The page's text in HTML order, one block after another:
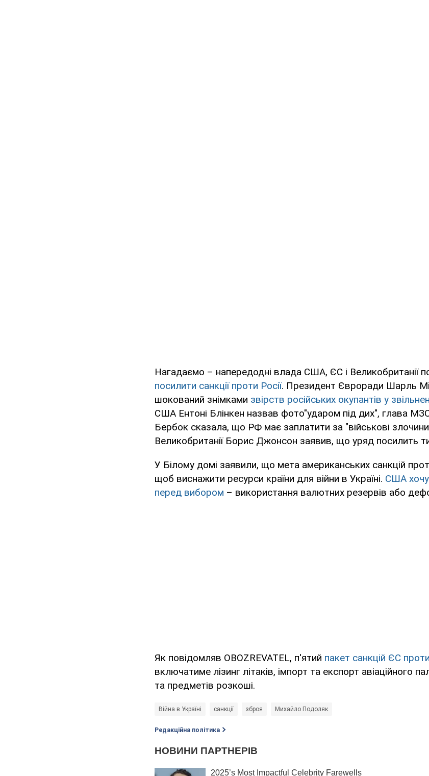
Нагадаємо – напередодні влада США, ЄС і Великобританії
посилити санкції проти Росії. Президент Євроради Шарль
шокований знімками звірств російських окупантів у
США Ентоні Блінкен назвав фото"ударом під дих", глава
Бербок сказала, що РФ має заплатити за "військові
Великобританії Борис Джонсон заявив, що уряд посилить
У Білому домі заявили, що мета американських санкцій
щоб виснажити ресурси країни для війни в Україні. США
перед вибором – використання валютних резервів або
Як повідомляв OBOZREVATEL, п'ятий пакет санкцій ЄС
включатиме лізинг літаків, імпорт та експорт авіаційного
та предметів розкоші.
Війна в Україні санкції зброя Михайло Подоляк
Редакційна політика